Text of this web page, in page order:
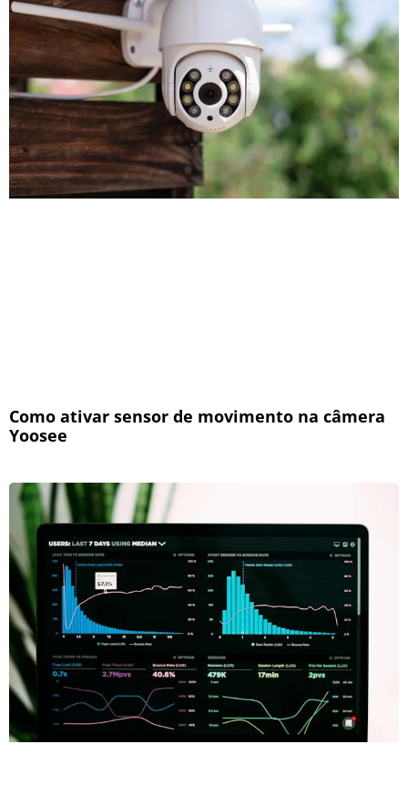
Como ativar sensor de movimento na câmera
Yoosee